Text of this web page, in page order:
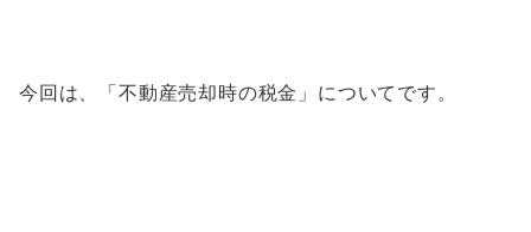
今回は、「不動産売却時の税金」についてです。